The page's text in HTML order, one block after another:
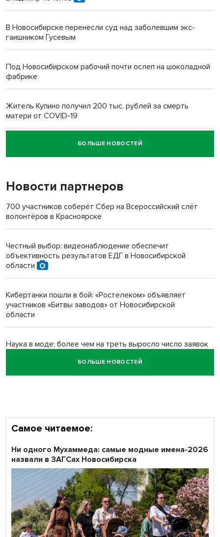
В Новосибирске перенесли суд над заболевшим экс-
гаишником Гусевым
Под Новосибирском рабочий почти ослеп на шоколадной
фабрике
Житель Купино получил 200 тыс. рублей за смерть
матери от COVID-19
Новосибирский суд наказал водителя за смерть
пенсионерки на вокзале
«Мы живём на пастбище!»: в новосибирском селе лошади
терроризируют жителей
Инвалид получил условный срок за избиение врачей
Новосибирский преподаватель с женой вошли в топ-16
многодетных в России
Обновлённое отделение ВТБ открылось в Искитиме
БОЛЬШЕ НОВОСТЕЙ
Новости партнеров
700 участников соберёт Сбер на Всероссийский слёт
волонтёров в Красноярске
Честный выбор: видеонаблюдение обеспечит
объективность результатов ЕДГ в Новосибирской
области
Кибертанки пошли в бой: «Ростелеком» объявляет
участников «Битвы заводов» от Новосибирской
области
Наука в моде: более чем на треть выросло число заявок
БОЛЬШЕ НОВОСТЕЙ
Самое читаемое:
Ни одного Мухаммеда: самые модные имена-2026
назвали в ЗАГСах Новосибирска